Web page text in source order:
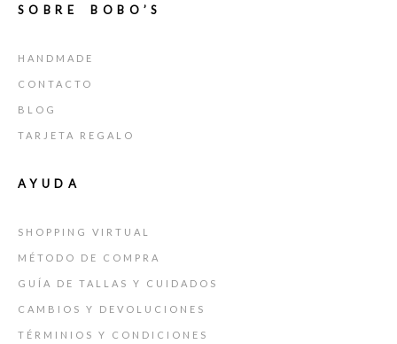
SOBRE BOBO’S
HANDMADE
CONTACTO
BLOG
TARJETA REGALO
AYUDA
SHOPPING VIRTUAL
MÉTODO DE COMPRA
GUÍA DE TALLAS Y CUIDADOS
CAMBIOS Y DEVOLUCIONES
TÉRMINIOS Y CONDICIONES